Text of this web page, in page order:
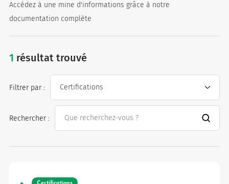
Accédez à une mine d'informations grâce à notre
documentation complète
1 résultat trouvé
Filtrer par :
Rechercher :